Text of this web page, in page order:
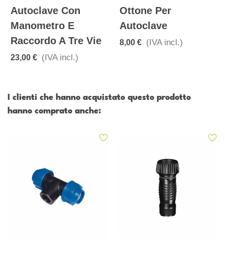
Autoclave Con
Manometro E
Raccordo A Tre Vie
23,00 € (IVA incl.)
Ottone Per
Autoclave
8,00 € (IVA incl.)
I clienti che hanno acquistato questo prodotto
hanno comprato anche: